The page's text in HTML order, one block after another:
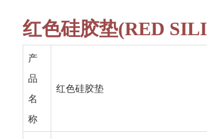
红色硅胶垫(RED
产
品
名
称
红色硅胶垫